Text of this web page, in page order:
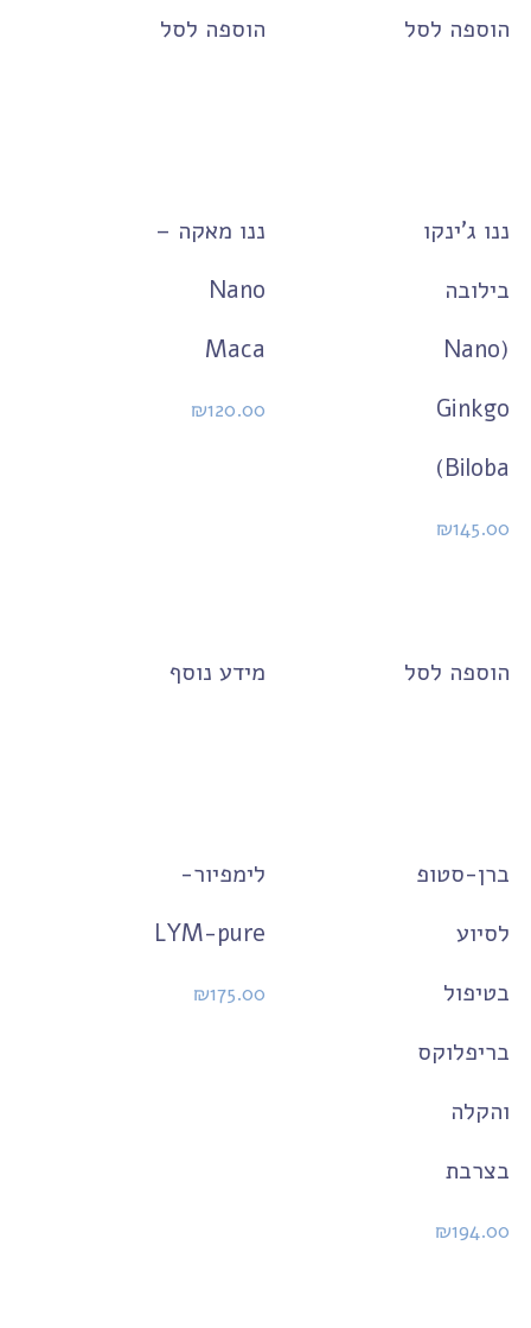
הוספה לסל
​ננו ג'ינקו
בילובה
(Nano
Ginkgo
Biloba)
₪145.00
הוספה לסל
ננו מאקה –
Nano
Maca
₪120.00
הוספה לסל
ברן-סטופ
לסיוע
בטיפול
בריפלוקס
והקלה
בצרבת
₪194.00
מידע נוסף
לימפיור-
LYM-pure
₪175.00